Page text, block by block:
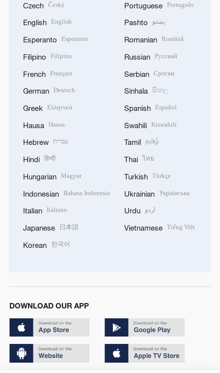
Czech Český
English English
Esperanto Esperanto
Filipino Filipino
French Français
German Deutsch
Greek Ελληνικά
Hausa Hausa
Hebrew עברית
Hindi हिन्दी
Hungarian Magyar
Indonesian Bahasa Indonesia
Italian Italiano
Japanese 日本語
Korean 한국어
Portuguese Português
Pashto پښتو
Romanian Română
Russian Русский
Serbian Српски
Sinhala සිංහල
Spanish Español
Swahili Kiswahili
Tamil தமிழ்
Thai ไทย
Turkish Türkçe
Ukrainian Українська
Urdu اردو
Vietnamese Tiếng Việt
DOWNLOAD OUR APP